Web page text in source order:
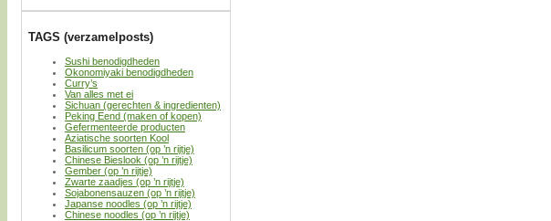
TAGS (verzamelposts)
Sushi benodigdheden
Okonomiyaki benodigdheden
Curry’s
Van alles met ei
Sichuan (gerechten & ingredienten)
Peking Eend (maken of kopen)
Gefermenteerde producten
Aziatische soorten Kool
Basilicum soorten (op ’n rijtje)
Chinese Bieslook (op ’n rijtje)
Gember (op ’n rijtje)
Zwarte zaadjes (op ’n rijtje)
Sojabonensauzen (op ’n rijtje)
Japanse noodles (op ’n rijtje)
Chinese noodles (op ’n rijtje)